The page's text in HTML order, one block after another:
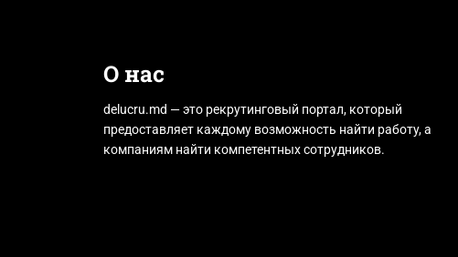
О нас
delucru.md — это рекрутинговый портал, который
предоставляет каждому возможность найти работу, а
компаниям найти компетентных сотрудников.